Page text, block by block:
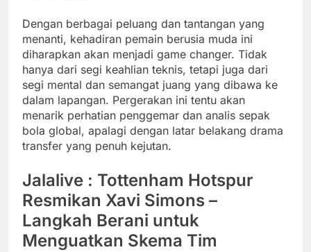
Dengan berbagai peluang dan tantangan yang
menanti, kehadiran pemain berusia muda ini
diharapkan akan menjadi game changer. Tidak
hanya dari segi keahlian teknis, tetapi juga dari
segi mental dan semangat juang yang dibawa ke
dalam lapangan. Pergerakan ini tentu akan
menarik perhatian penggemar dan analis sepak
bola global, apalagi dengan latar belakang drama
transfer yang penuh kejutan.
Jalalive : Tottenham Hotspur
Resmikan Xavi Simons –
Langkah Berani untuk
Menguatkan Skema Tim